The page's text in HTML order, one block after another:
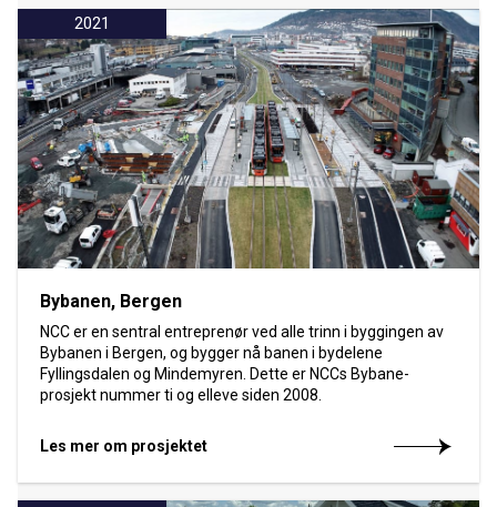
2021
Bybanen, Bergen
NCC er en sentral entreprenør ved alle trinn i byggingen av
Bybanen i Bergen, og bygger nå banen i bydelene
Fyllingsdalen og Mindemyren. Dette er NCCs Bybane-
prosjekt nummer ti og elleve siden 2008.
Les mer om prosjektet